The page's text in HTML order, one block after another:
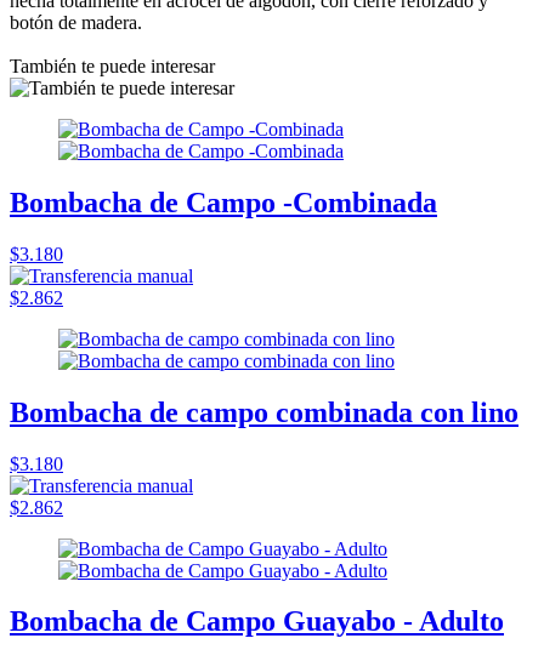
botón de madera.
También te puede interesar
Bombacha de Campo -Combinada
$3.180
$2.862
Bombacha de campo combinada con lino
$3.180
$2.862
Bombacha de Campo Guayabo - Adulto